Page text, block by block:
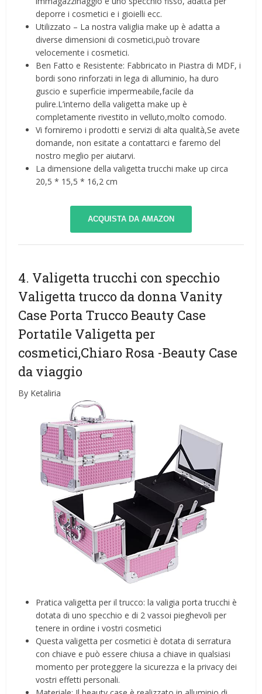
deporre i cosmetici e i gioielli ecc.
Utilizzato – La nostra valiglia make up è adatta a
diverse dimensioni di cosmetici,può trovare
velocemente i cosmetici.
Ben Fatto e Resistente: Fabbricato in Piastra di MDF, i
bordi sono rinforzati in lega di alluminio, ha duro
guscio e superficie impermeabile,facile da
pulire.L’interno della valigetta make up è
completamente rivestito in velluto,molto comodo.
Vi forniremo i prodotti e servizi di alta qualità,Se avete
domande, non esitate a contattarci e faremo del
nostro meglio per aiutarvi.
La dimensione della valigetta trucchi make up circa
20,5 * 15,5 * 16,2 cm
ACQUISTA DA AMAZON
4. Valigetta trucchi con specchio
Valigetta trucco da donna Vanity
Case Porta Trucco Beauty Case
Portatile Valigetta per
cosmetici,Chiaro Rosa -Beauty Case
da viaggio
By Ketaliria
Pratica valigetta per il trucco: la valigia porta trucchi è
dotata di uno specchio e di 2 vassoi pieghevoli per
tenere in ordine i vostri cosmetici
Questa valigetta per cosmetici è dotata di serratura
con chiave e può essere chiusa a chiave in qualsiasi
momento per proteggere la sicurezza e la privacy dei
vostri effetti personali.